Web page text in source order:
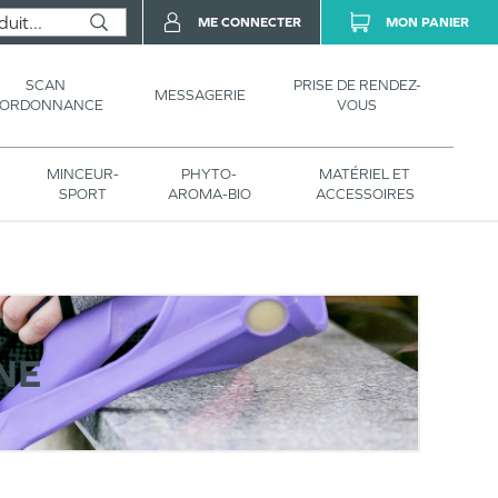
SCAN
MESSAGERIE
PRISE DE RENDEZ-
VOUS
MINCEUR-
SPORT
PHYTO-
AROMA-BIO
MATÉRIEL ET
ACCESSOIRES
ME CONNECTER MON PANIER